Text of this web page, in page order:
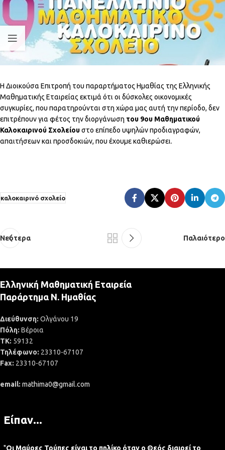
Η Διοικούσα Επιτροπή του παραρτήματος Ημαθίας της Ελληνικής
Μαθηματικής Εταιρείας εκτιμά ότι οι δύσκολες οικονομικές
συγκυρίες, που παρατηρούνται στη χώρα μας αυτή την περίοδο, δεν
επιτρέπουν για φέτος την διοργάνωση του 9ου Μαθηματικού
Καλοκαιρινού Σχολείουστο επίπεδο υψηλών προδιαγραφών,
απαιτήσεων και προσδοκιών, που έχουμε καθιερώσει.
καλοκαιρινό σχολείο
Νεότερα Παλαιότερο
Ελληνική Μαθηματική Εταιρεία
Παράρτημα Ν. Ημαθίας
Διεύθυνση: Ολγάνου 19
Πόλη: Βέροια
ΤΚ: 59132
Τηλέφωνο: 23310-67107
Fax: 23310-67107
email: mathima0@gmail.com
Είπαν...
"Οι Μαύρες Τρύπες είναι το πηλίκο όταν ο Θεός διαιρεί το